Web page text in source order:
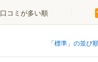
口コミが多い順
「標準」の並び